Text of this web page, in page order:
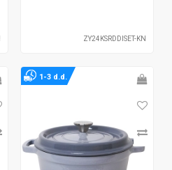
ZY24KSRDDISET-KN
1-3 d.d.